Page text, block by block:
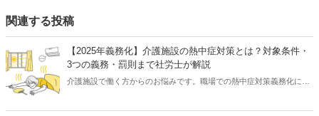
関連する投稿
【2025年義務化】介護施設の熱中症対策とは？対象条件・
3つの義務・罰則まで社労士が解説
介護施設で働く方からのお悩みです。職場での熱中症対策義務化に伴